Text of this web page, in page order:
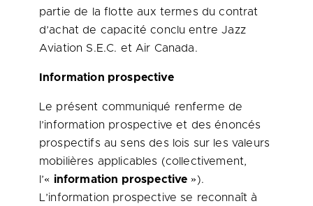
partie de la flotte aux termes du contrat
d’achat de capacité conclu entre Jazz
Aviation S.E.C. et Air Canada.
Information prospective
Le présent communiqué renferme de
l’information prospective et des énoncés
prospectifs au sens des lois sur les valeurs
mobilières applicables (collectivement,
l’« information prospective »).
L’information prospective se reconnaît à